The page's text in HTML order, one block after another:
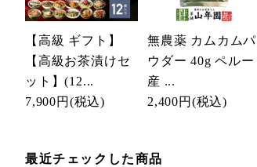
【高級 ギフト】
【高級お茶漬けセ
ット】(12...
7,900円 (税込)
無農薬 カムカムパ
ウダー 40g ペルー
産 ...
2,400円 (税込)
最近チェックした商品